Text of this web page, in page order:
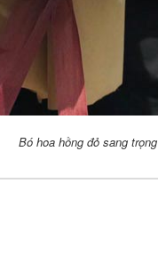
Bó hoa hồng đỏ sang trọng